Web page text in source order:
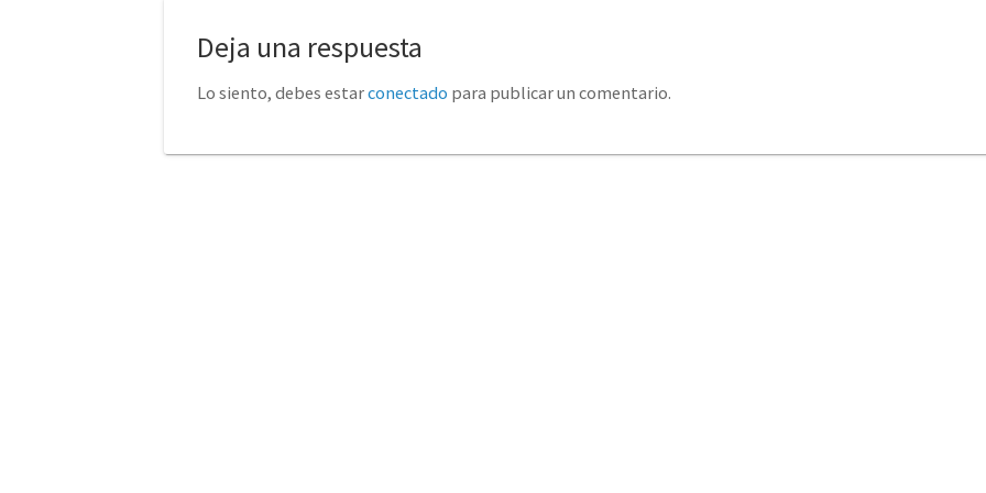
Deja una respuesta
Lo siento, debes estarconectado para publicar un comentario.